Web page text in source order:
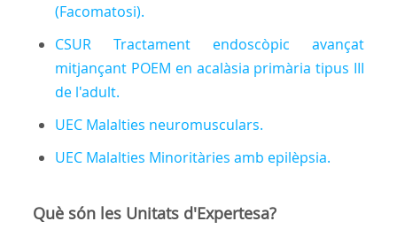
(Facomatosi).
CSUR Tractament endoscòpic avançat
mitjançant POEM en acalàsia primària tipus III
de l'adult.
UEC Malalties neuromusculars.
UEC Malalties Minoritàries amb epilèpsia.
Què són les Unitats d'Expertesa?